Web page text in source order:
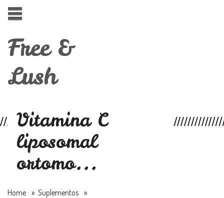
Free &
Lush
Vitamina C
liposomal
ortomo...
Home » Suplementos »